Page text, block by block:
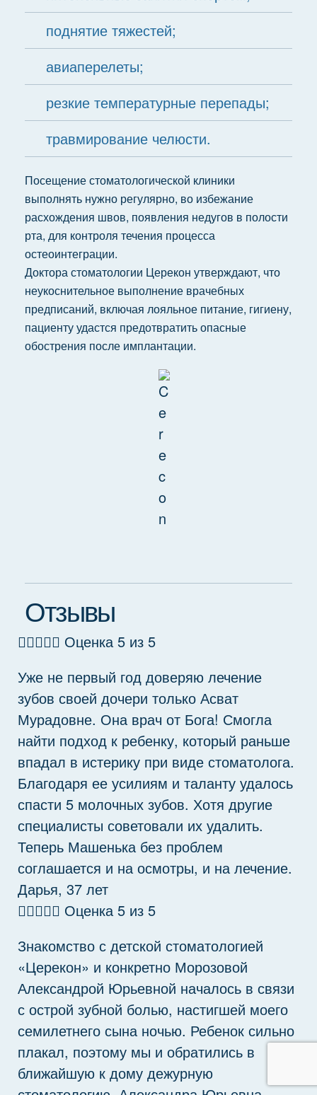
поднятие тяжестей;
авиаперелеты;
резкие температурные перепады;
травмирование челюсти.
Посещение стоматологической клиники
выполнять нужно регулярно, во избежание
расхождения швов, появления недугов в полости
рта, для контроля течения процесса
остеоинтеграции.
Доктора стоматологии Церекон утверждают, что
неукоснительное выполнение врачебных
предписаний, включая лояльное питание, гигиену,
пациенту удастся предотвратить опасные
обострения после имплантации.
Отзывы
 Оценка 5 из 5
Уже не первый год доверяю лечение
зубов своей дочери только Асват
Мурадовне. Она врач от Бога! Смогла
найти подход к ребенку, который раньше
впадал в истерику при виде стоматолога.
Благодаря ее усилиям и таланту удалось
спасти 5 молочных зубов. Хотя другие
специалисты советовали их удалить.
Теперь Машенька без проблем
соглашается и на осмотры, и на лечение.
Дарья, 37 лет
 Оценка 5 из 5
Знакомство с детской стоматологией
«Церекон» и конкретно Морозовой
Александрой Юрьевной началось в связи
с острой зубной болью, настигшей моего
семилетнего сына ночью. Ребенок сильно
плакал, поэтому мы и обратились в
ближайшую к дому дежурную